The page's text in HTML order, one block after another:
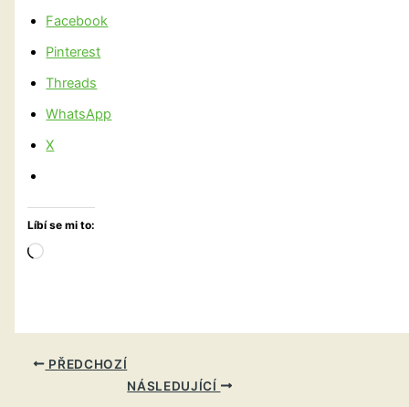
Facebook
Pinterest
Threads
WhatsApp
X
Líbí se mi to:
Načítání…
PŘEDCHOZÍ
NÁSLEDUJÍCÍ